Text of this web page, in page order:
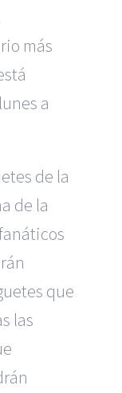
más
a
de la
de la
que
las